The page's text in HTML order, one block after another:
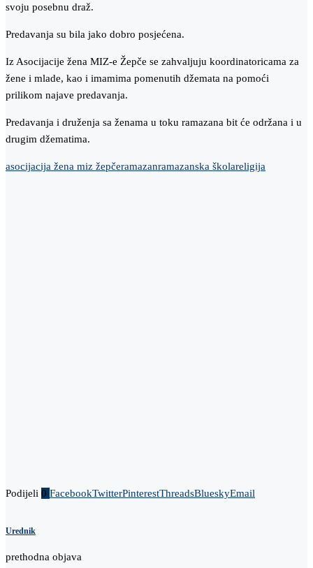
svoju posebnu draž.
Predavanja su bila jako dobro posjećena.
Iz Asocijacije žena MIZ-e Žepče se zahvaljuju koordinatoricama za
žene i mlade, kao i imamima pomenutih džemata na pomoći
prilikom najave predavanja.
Predavanja i druženja sa ženama u toku ramazana bit će održana i u
drugim džematima.
asocijacija žena miz žepčeramazanramazanska školareligija
Podijeli 0 FacebookTwitterPinterestThreadsBlueskyEmail
Urednik
prethodna objava